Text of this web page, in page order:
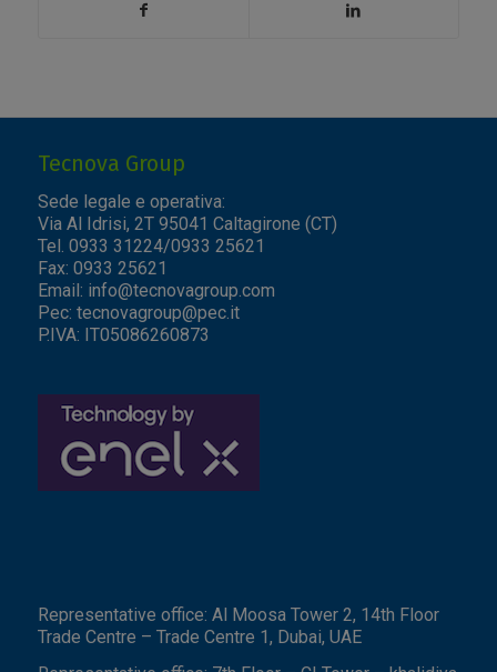
Tecnova Group
Sede legale e operativa:
Via Al Idrisi, 2T 95041 Caltagirone (CT)
Tel. 0933 31224/0933 25621
Fax: 0933 25621
Email: info@tecnovagroup.com
Pec: tecnovagroup@pec.it
P.IVA: IT05086260873
Representative office: Al Moosa Tower 2, 14th Floor
Trade Centre – Trade Centre 1, Dubai, UAE